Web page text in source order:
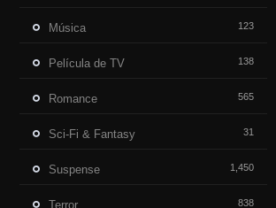
Música 123
Película de TV 138
Romance 565
Sci-Fi & Fantasy 31
Suspense 1,450
Terror 838